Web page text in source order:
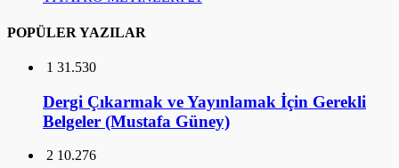
210.276
Uzay İstilacıları: Çağdaş Görsel Sanatlarda
Mekanın Yokoluşu (Marcus Graf)
310.231
Yol (Latif Bedri)